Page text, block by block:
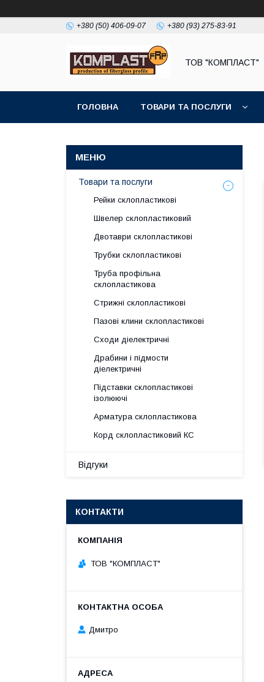
+380 (50) 406-09-07 +380 (93) 275-83-91
ТОВ "КОМПЛАСТ"
ГОЛОВНА ТОВАРИ ТА ПОСЛУГИ
Товари та послуги
Рейки склопластикові
Швелер склопластиковий
Двотаври склопластикові
Трубки склопластикові
Труба профільна
склопластикова
Стрижні склопластикові
Пазові клини склопластикові
Сходи діелектричні
Драбини і підмости
діелектричні
Підставки склопластикові
ізолюючі
Арматура склопластикова
Корд склопластиковий КС
Відгуки
КОНТАКТИ
ТОВ "КОМПЛАСТ"
Дмитро